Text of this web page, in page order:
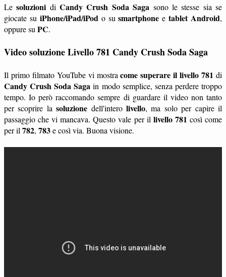
Lesoluzioni diCandy Crush Soda Saga sono le stesse sia se
giocate su iPhone/iPad/iPod o susmartphone etablet Android,
oppure su PC.
Video soluzione Livello 781 Candy Crush Soda Saga
Il primo filmato YouTube vi mostracome superare il livello 781 di
Candy Crush Soda Saga in modo semplice, senza perdere troppo
tempo. Io però raccomando sempre di guardare il video non tanto
per scoprire lasoluzione dell'interolivello, ma solo per capire il
passaggio che vi mancava. Questo vale per il livello 781 così come
per il 782, 783e così via. Buona visione.